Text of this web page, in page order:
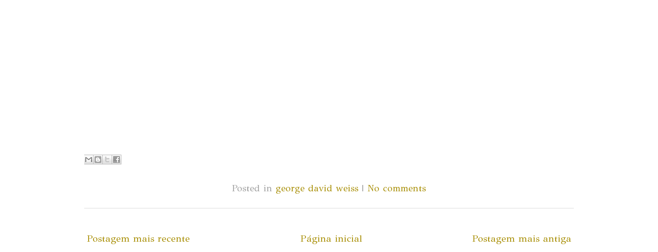
Posted in george david weiss | No comments
Postagem mais recente Postagem mais antiga
Página inicial